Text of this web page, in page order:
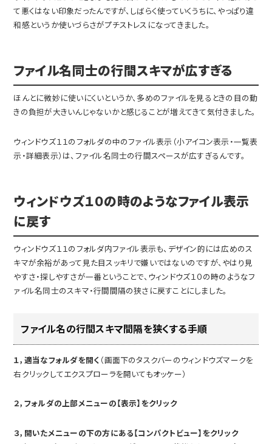
て悪くはない印象だったんですが、しばらく使っていくうちに、やっぱり違
和感というか使いづらさがプチストレスになってきました。
ファイル名同士の行間スキマが広すぎる
ほんとに微妙に使いにくいというか、多めのファイルを見るときの目の動
きの負担が大きいんじゃないかと感じることが増えてきて気付きました。
ウィンドウズ１１のフォルダの中のファイル表示（小アイコン表示・一覧表
示・詳細表示）は、ファイル名同士の行間スペースが広すぎるんです。
ウィンドウズ１０の時のようなファイル表示
に戻す
ウィンドウズ１１のフォルダ内ファイル表示も、デザイン的には広めのス
キマが余裕があって見た目スッキリで嫌いではないのですが、やはり見
やすさ・探しやすさが一番ということで、ウィンドウズ１０の時のようなフ
ァイル名同士のスキマ・行間間隔の狭さに戻すことにしました。
ファイル名の行間スキマ間隔を狭くする手順
１，適当なフォルダを開く （画面下のタスクバーのウィンドウズマークを
右クリックしてエクスプローラを開いてもオッケー）
２，フォルダの上部メニューの【表示】をクリック
３，開いたメニューの下の方にある【コンパクトビュー】をクリック